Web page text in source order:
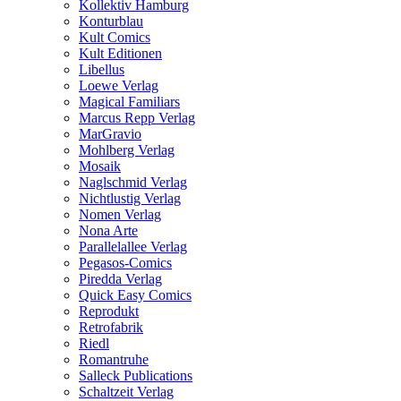
Kollektiv Hamburg
Konturblau
Kult Comics
Kult Editionen
Libellus
Loewe Verlag
Magical Familiars
Marcus Repp Verlag
MarGravio
Mohlberg Verlag
Mosaik
Naglschmid Verlag
Nichtlustig Verlag
Nomen Verlag
Nona Arte
Parallelallee Verlag
Pegasos-Comics
Piredda Verlag
Quick Easy Comics
Reprodukt
Retrofabrik
Riedl
Romantruhe
Salleck Publications
Schaltzeit Verlag